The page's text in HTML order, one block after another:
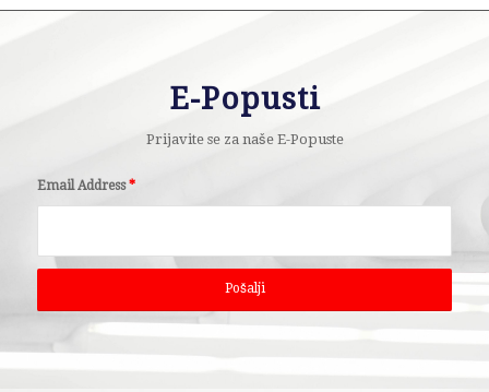
E-Popusti
Prijavite se za naše E-Popuste
Email Address*